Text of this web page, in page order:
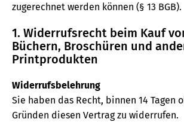
zugerechnet werden können (§ 13 BGB).
1. Widerrufsrecht beim Kauf
Büchern, Broschüren und
Printprodukten
Widerrufsbelehrung
Sie haben das Recht, binnen 14 Tagen
Gründen diesen Vertrag zu widerrufen.